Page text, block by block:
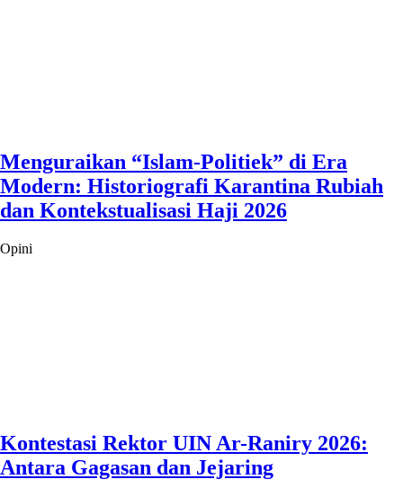
Menguraikan “Islam-Politiek” di Era
Modern: Historiografi Karantina Rubiah
dan Kontekstualisasi Haji 2026
Opini
Kontestasi Rektor UIN Ar-Raniry 2026:
Antara Gagasan dan Jejaring